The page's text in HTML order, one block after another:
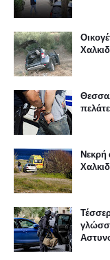
Νεκρή